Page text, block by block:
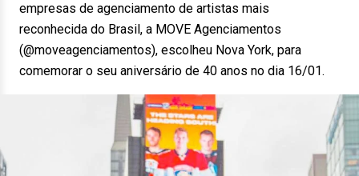
empresas de agenciamento de artistas mais
reconhecida do Brasil, a MOVE Agenciamentos
(@moveagenciamentos), escolheu Nova York, para
comemorar o seu aniversário de 40 anos no dia 16/01.